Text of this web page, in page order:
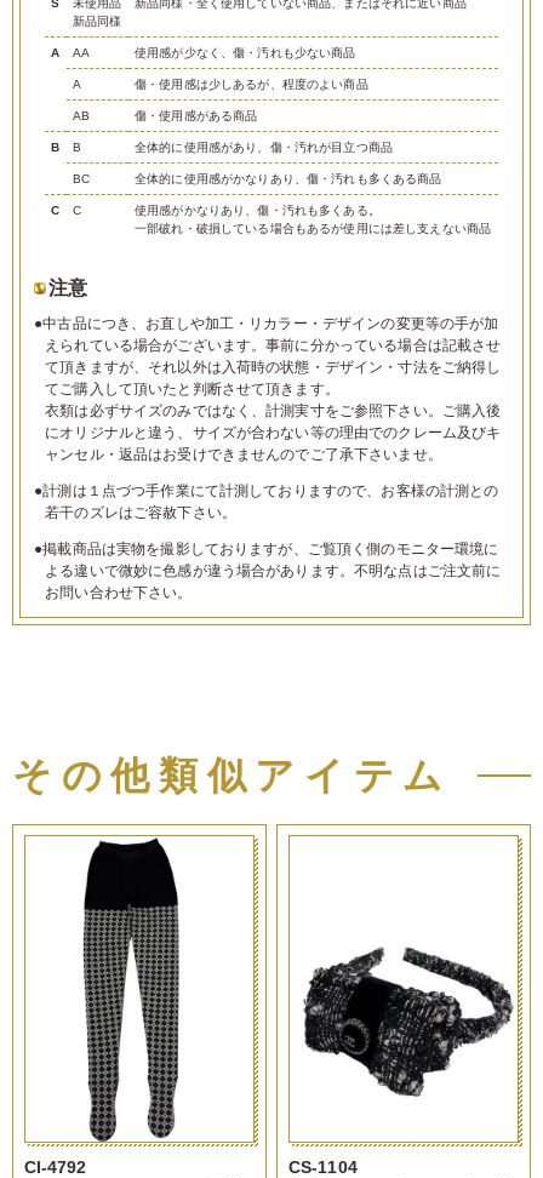
S
未使用品
新品同様
新品同様・全く使用していない商品、またはそれに近い商品
A AA 使用感が少なく、傷・汚れも少ない商品
A 傷・使用感は少しあるが、程度のよい商品
AB 傷・使用感がある商品
B B 全体的に使用感があり、傷・汚れが目立つ商品
BC 全体的に使用感がかなりあり、傷・汚れも多くある商品
C C
使用感がかなりあり、傷・汚れも多くある。
一部破れ・破損している場合もあるが使用には差し支えない商品
注意
●中古品につき、お直しや加工・リカラー・デザインの変更等の手が加
えられている場合がございます。事前に分かっている場合は記載させ
て頂きますが、それ以外は入荷時の状態・デザイン・寸法をご納得し
てご購入して頂いたと判断させて頂きます。
衣類は必ずサイズのみではなく、計測実寸をご参照下さい。ご購入後
にオリジナルと違う、サイズが合わない等の理由でのクレーム及びキ
ャンセル・返品はお受けできませんのでご了承下さいませ。
●計測は１点づつ手作業にて計測しておりますので、お客様の計測との
若干のズレはご容赦下さい。
●掲載商品は実物を撮影しておりますが、ご覧頂く側のモニター環境に
よる違いで微妙に色感が違う場合があります。不明な点はご注文前に
お問い合わせ下さい。
その他類似アイテム
CI-4792
CS-1104